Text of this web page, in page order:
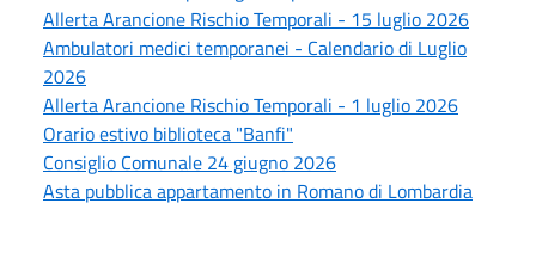
Allerta Arancione Rischio Temporali - 15 luglio 2026
Ambulatori medici temporanei - Calendario di Luglio
2026
Allerta Arancione Rischio Temporali - 1 luglio 2026
Orario estivo biblioteca "Banfi"
Consiglio Comunale 24 giugno 2026
Asta pubblica appartamento in Romano di Lombardia